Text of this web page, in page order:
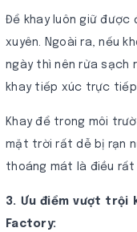
Để khay luôn giữ được
xuyên. Ngoài ra, nếu
ngày thì nên rửa sạch
khay tiếp xúc trực
Khay để trong môi
mặt trời rất dễ bị rạn
thoáng mát là điều
3. Ưu điểm vượt trội
Factory: